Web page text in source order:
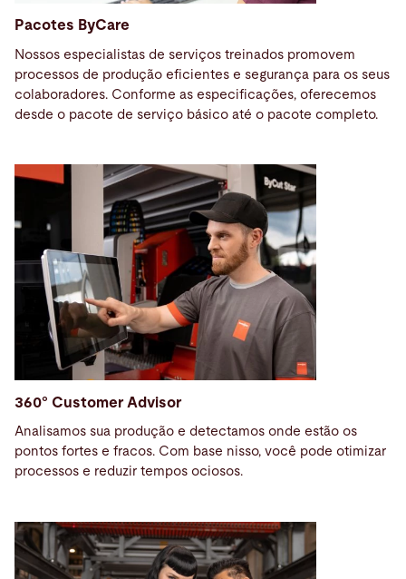
Pacotes ByCare
Nossos especialistas de serviços treinados promovem
processos de produção eficientes e segurança para os seus
colaboradores. Conforme as especificações, oferecemos
desde o pacote de serviço básico até o pacote completo.
360° Customer Advisor
Analisamos sua produção e detectamos onde estão os
pontos fortes e fracos. Com base nisso, você pode otimizar
processos e reduzir tempos ociosos.